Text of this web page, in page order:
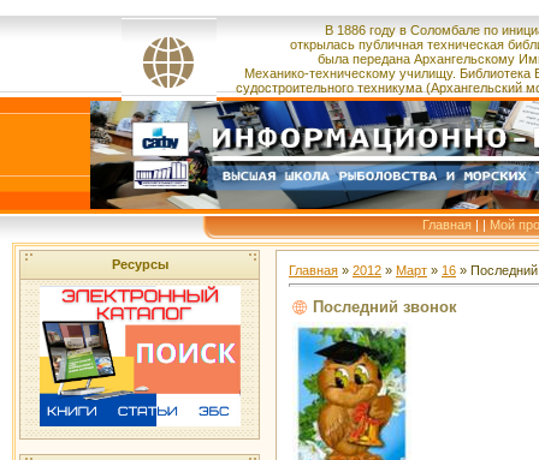
В 1886 году в Соломбале по
открылась публичная техническая
была переданаАрхангельскому
Механико-техническому училищу. Библиотека
судостроительноготехникума (Архангельский
Главная | | Мой
Ресурсы Главная » 2012 » Март » 16 » Последний
Последний звонок